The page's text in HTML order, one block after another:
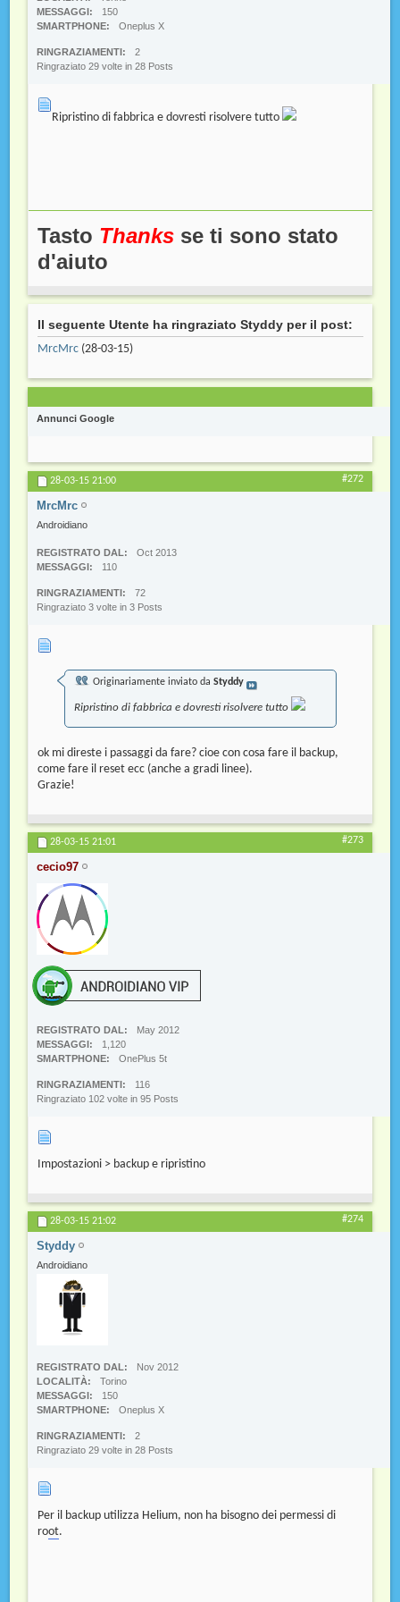
MESSAGGI
150
SMARTPHONE
Oneplus X
RINGRAZIAMENTI
2
Ringraziato 29 volte in 28 Posts
Ripristino di fabbrica e dovresti risolvere tutto
Tasto Thanks se ti sono stato
d'aiuto
Il seguente Utente ha ringraziato Styddy per il post:
MrcMrc (28-03-15)
Annunci Google
28-03-1521:00 #272
MrcMrc
Androidiano
REGISTRATO DAL
Oct 2013
MESSAGGI
110
RINGRAZIAMENTI
72
Ringraziato 3 volte in 3 Posts
Originariamente inviato daStyddy
Ripristino di fabbrica e dovresti risolvere tutto
ok mi direste i passaggi da fare? cioe con cosa fare il backup,
come fare il reset ecc (anche a gradi linee).
Grazie!
28-03-1521:01 #273
cecio97
REGISTRATO DAL
May 2012
MESSAGGI
1,120
SMARTPHONE
OnePlus 5t
RINGRAZIAMENTI
116
Ringraziato 102 volte in 95 Posts
Impostazioni > backup e ripristino
28-03-1521:02 #274
Styddy
Androidiano
REGISTRATO DAL
Nov 2012
LOCALITÀ
Torino
MESSAGGI
150
SMARTPHONE
Oneplus X
RINGRAZIAMENTI
2
Ringraziato 29 volte in 28 Posts
Per il backup utilizza Helium, non ha bisogno dei permessi di
root.